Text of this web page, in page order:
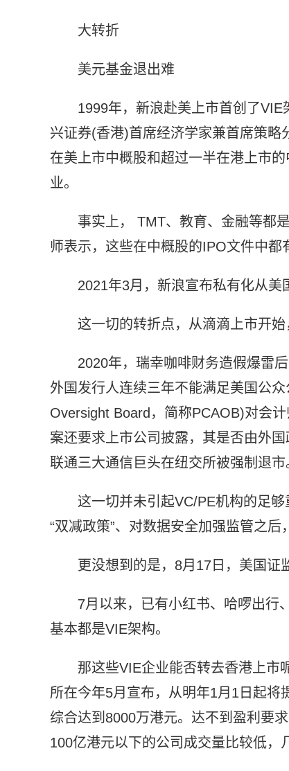
大转折
美元基金退出难
1999年，新浪赴美上市首创了
兴证券(香港)首席经济学家兼首席策
在美上市中概股和超过一半在港上市
业。
事实上， TMT、教育、金融等都
师表示，这些在中概股的IPO文件中都
2021年3月，新浪宣布私有化从美
这一切的转折点，从滴滴上市开始
2020年，瑞幸咖啡财务造假爆雷
外国发行人连续三年不能满足美国公
Oversight Board，简称PCAOB)对会
案还要求上市公司披露，其是否由外
联通三大通信巨头在纽交所被强制退市
这一切并未引起VC/PE机构的足
“双减政策”、对数据安全加强监管之后
更没想到的是，8月17日，美国证
7月以来，已有小红书、哈啰出行
基本都是VIE架构。
那这些VIE企业能否转去香港上市
所在今年5月宣布，从明年1月1日起将
综合达到8000万港元。达不到盈利要
100亿港元以下的公司成交量比较低，